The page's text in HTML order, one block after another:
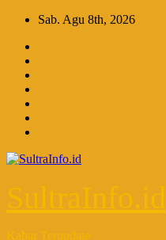
Skip
content
Sab. Agu 8th, 2026
SultraInfo.id
Kabar Terupdate